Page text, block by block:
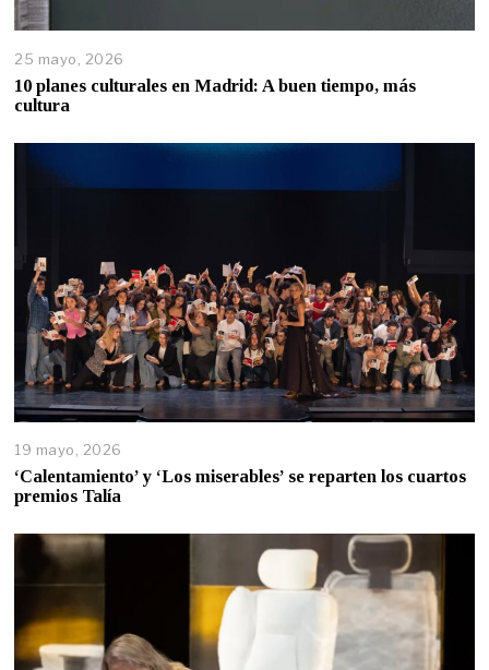
25 mayo, 2026
10 planes culturales en Madrid: A buen tiempo, más
cultura
19 mayo, 2026
‘Calentamiento’ y ‘Los miserables’ se reparten los cuartos
premios Talía